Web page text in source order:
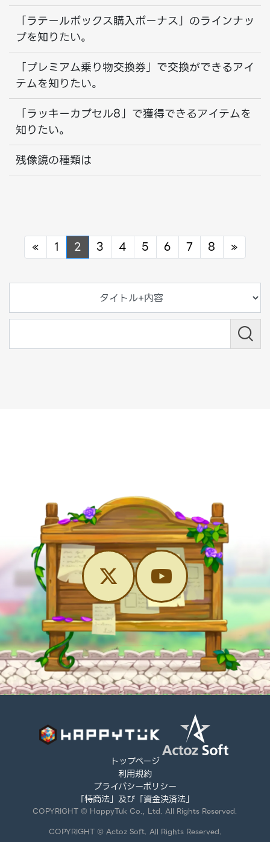
「ラテールボックス購入ボーナス」のラインナッ
プを知りたい。
「プレミアム乗り物交換券」で交換ができるアイ
テムを知りたい。
「ラッキーカプセル8」で獲得できるアイテムを
知りたい。
残像鏡の種類は
« Previous
1 2 3 4 5 6 7 8 »
トップページ
利用規約
プライバシーポリシー
「特商法」及び「資金決済法」
COPYRIGHT © HappyTuk Co., Ltd. All Rights Reserved.
COPYRIGHT © Actoz Soft. All Rights Reserved.